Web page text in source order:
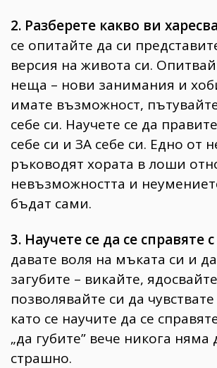
2. Разберете какво ви
се опитайте да си
версия на живота си.
неща – нови занимания и
имате възможност,
себе си. Научете се да
себе си и ЗА себе си. Едно от
ръководят хората в лоши
невъзможността и
бъдат сами.
3. Научете се да се справяте
давате воля на мъката си и
загубите – викайте,
позволявайте си да
като се научите да се
„да губите” вече никога няма
страшно.